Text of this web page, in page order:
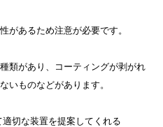
があるため注意が必要です。
類があり、コーティングが剥がれ
いものなどがあります。
切な装置を提案してくれる